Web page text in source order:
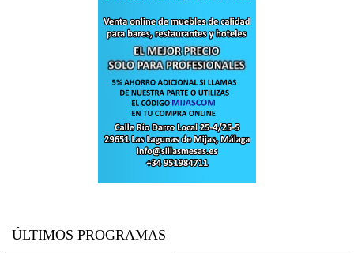
ÚLTIMOS PROGRAMAS